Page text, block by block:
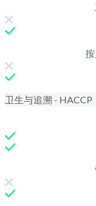
卫生与追溯 - HACCP